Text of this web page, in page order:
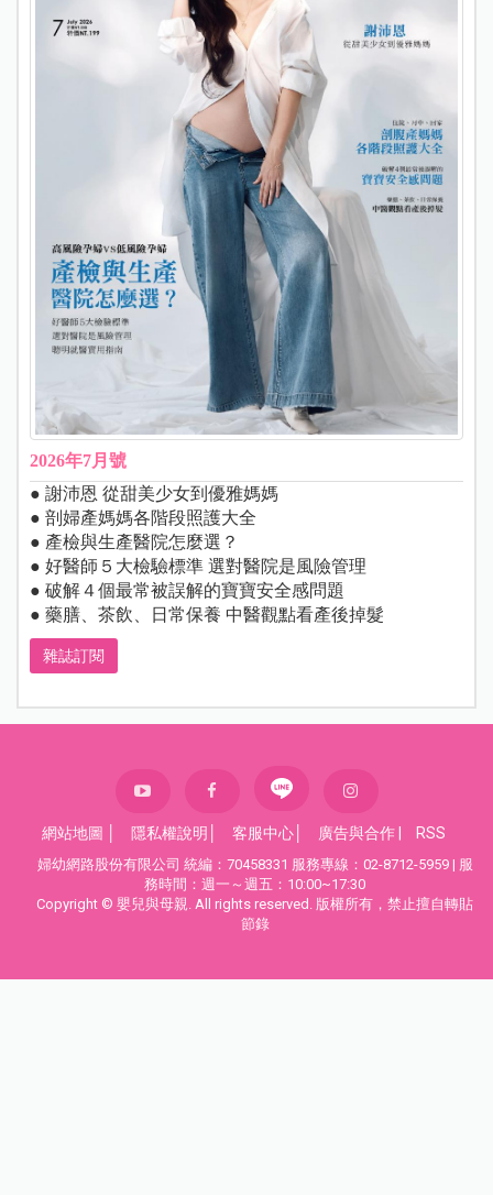
2026年7月號
● 謝沛恩 從甜美少女到優雅媽媽
● 剖婦產媽媽各階段照護大全
● 產檢與生產醫院怎麼選？
● 好醫師５大檢驗標準 選對醫院是風險管理
● 破解４個最常被誤解的寶寶安全感問題
● 藥膳、茶飲、日常保養 中醫觀點看產後掉髮
雜誌訂閱
網站地圖 隱私權說明 客服中心 廣告與合作 RSS
婦幼網路股份有限公司 統編：70458331 服務專線：02-8712-5959 | 服
務時間：週一～週五：10:00~17:30
Copyright © 嬰兒與母親. All rights reserved. 版權所有，禁止擅自轉貼
節錄